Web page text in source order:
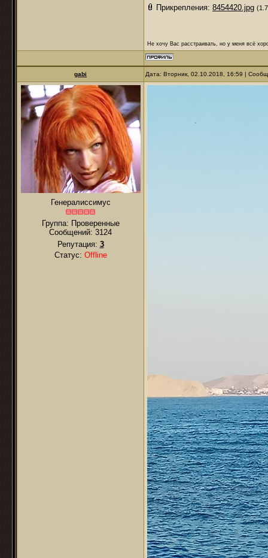
Прикрепления: 8454420.jpg
Не хочу Вас расстраивать, но у меня всё
gabi Дата: Вторник, 02.10.2018, 16:59 |
Генералиссимус
Группа: Проверенные
Сообщений: 3124
Репутация: 3
Статус: Offline